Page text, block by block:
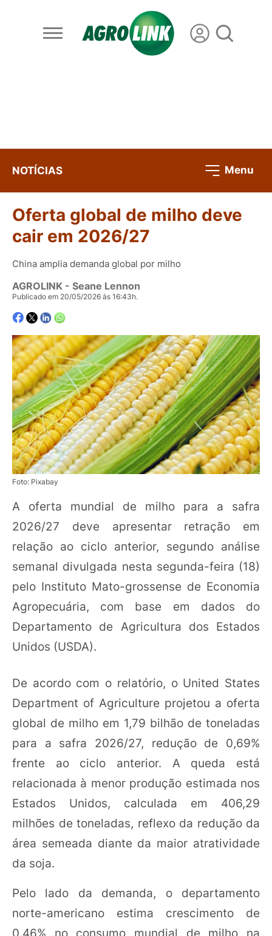
NOTÍCIAS Menu
Oferta global de milho deve
cair em 2026/27
China amplia demanda global por milho
AGROLINK - Seane Lennon
Publicado em 20/05/2026 às 16:43h.
Foto: Pixabay
A oferta mundial de milho para a safra
2026/27 deve apresentar retração em
relação ao ciclo anterior, segundo análise
semanal divulgada nesta segunda-feira (18)
pelo Instituto Mato-grossense de Economia
Agropecuária, com base em dados do
Departamento de Agricultura dos Estados
Unidos (USDA).
De acordo com o relatório, o United States
Department of Agriculture projetou a oferta
global de milho em 1,79 bilhão de toneladas
para a safra 2026/27, redução de 0,69%
frente ao ciclo anterior. A queda está
relacionada à menor produção estimada nos
Estados Unidos, calculada em 406,29
milhões de toneladas, reflexo da redução da
área semeada diante da maior atratividade
da soja.
Pelo lado da demanda, o departamento
norte-americano estima crescimento de
0,46% no consumo mundial de milho na